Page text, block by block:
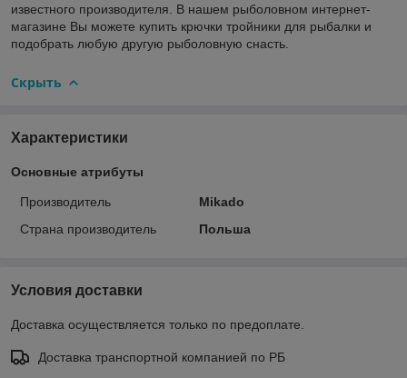
известного производителя. В нашем рыболовном интернет-
магазине Вы можете купить крючки тройники для рыбалки и
подобрать любую другую рыболовную снасть.
Скрыть
Характеристики
Основные атрибуты
Производитель
Mikado
Страна производитель
Польша
Условия доставки
Доставка осуществляется только по предоплате.
Доставка транспортной компанией по РБ